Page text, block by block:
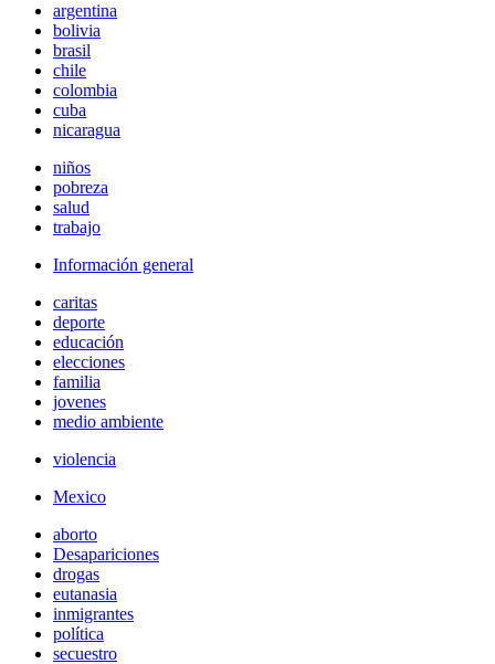
argentina
bolivia
brasil
chile
colombia
cuba
nicaragua
niños
pobreza
salud
trabajo
Información general
caritas
deporte
educación
elecciones
familia
jovenes
medio ambiente
violencia
Mexico
aborto
Desapariciones
drogas
eutanasia
inmigrantes
política
secuestro